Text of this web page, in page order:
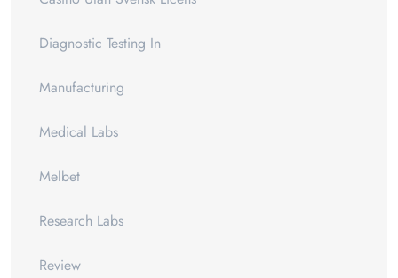
Diagnostic Testing In
Manufacturing
Medical Labs
Melbet
Research Labs
Review